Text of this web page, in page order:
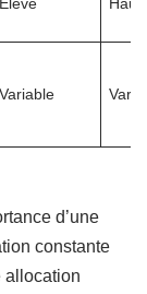
Variable
d’une
constante
allocation